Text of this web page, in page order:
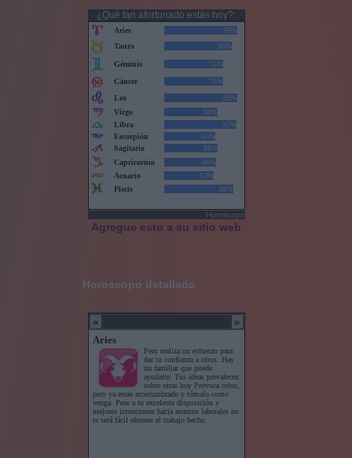
¿Qué tan afortunado estás hoy?:
Horoscopo
Agregue esto a su sitio web
Horoscopo detallado